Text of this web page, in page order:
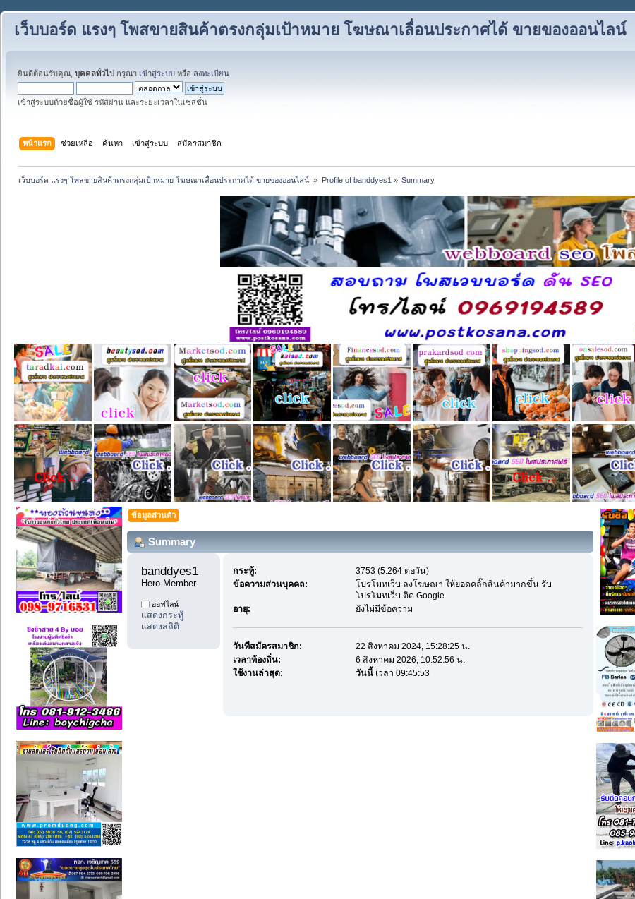
เว็บบอร์ด แรงๆ โพสขายสินค้าตรงกลุ่มเป้าหมาย โฆษณาเลื่อนประกาศได้ ขายของออนไลน์
ยินดีต้อนรับคุณ, บุคคลทั่วไป กรุณา เข้าสู่ระบบ หรือ ลงทะเบียน
เข้าสู่ระบบด้วยชื่อผู้ใช้ รหัสผ่าน และระยะเวลาในเซสชั่น
หน้าแรก ช่วยเหลือ ค้นหา เข้าสู่ระบบ สมัครสมาชิก
เว็บบอร์ด แรงๆ โพสขายสินค้าตรงกลุ่มเป้าหมาย โฆษณาเลื่อนประกาศได้ ขายของออนไลน์ » Profile of banddyes1 » Summary
ข้อมูลส่วนตัว
Summary
banddyes1
Hero Member
ออฟไลน์
แสดงกระทู้
แสดงสถิติ
กระทู้:
3753 (5.264 ต่อวัน)
ข้อความส่วนบุคคล:
โปรโมทเว็บ ลงโฆษณา ให้ยอดคลิ๊กสินค้ามากขึ้น รับ
โปรโมทเว็บ ติด Google
อายุ:
ยังไม่มีข้อความ
วันที่สมัครสมาชิก:
22 สิงหาคม 2024, 15:28:25 น.
เวลาท้องถิ่น:
6 สิงหาคม 2026, 10:52:56 น.
ใช้งานล่าสุด:
วันนี้เวลา 09:45:53